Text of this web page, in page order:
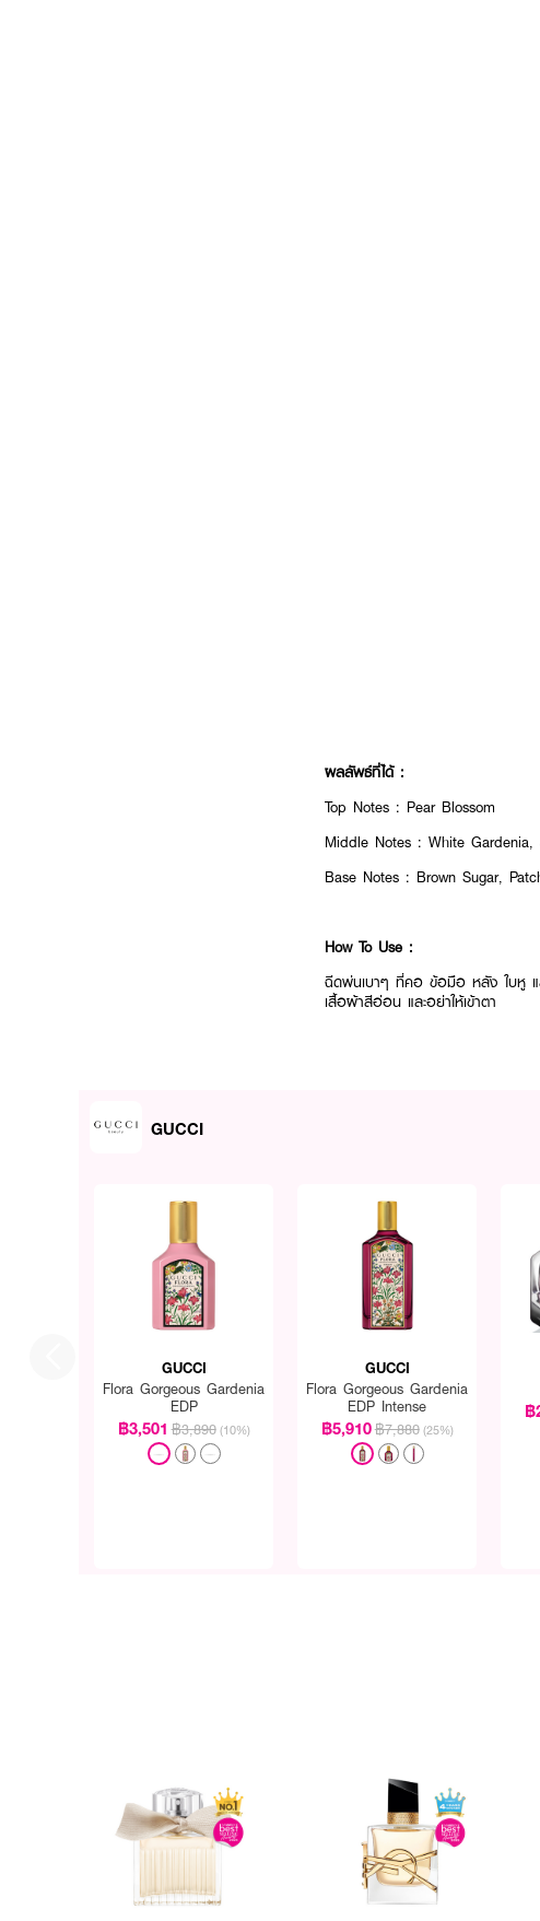
ผลลัพธ์ที่ได้ :
Top Notes : Pear Blossom
Middle Notes : White Gardenia,
Base Notes : Brown Sugar,
How To Use :
ฉีดพ่นเบาๆ ที่คอ ข้อมือ หลัง ใบหู แล
เสื้อผ้าสีอ่อน และอย่าให้เข้าตา
GUCCI
GUCCI
Flora Gorgeous Gardenia
EDP
฿3,501 ฿3,890 (10%)
GUCCI
Flora Gorgeous Gardenia
EDP Intense
฿5,910฿7,880 (25%)
฿